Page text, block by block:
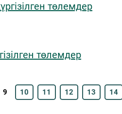
төлемдер
төлемдер
9 10 11 12 13 14